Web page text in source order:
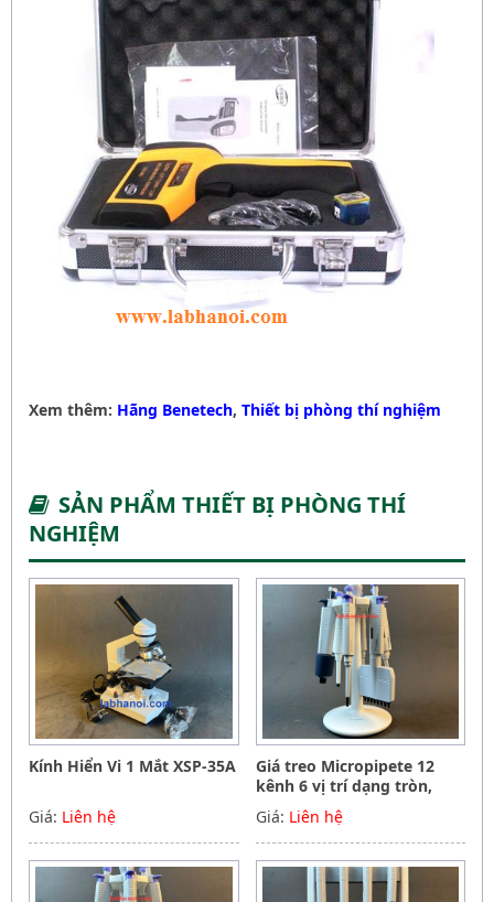
Xem thêm: Hãng Benetech, Thiết bị phòng thí nghiệm
SẢN PHẨM THIẾT BỊ PHÒNG THÍ
NGHIỆM
Kính Hiển Vi 1 Mắt XSP-35A
Giá: Liên hệ
Giá treo Micropipete 12
kênh 6 vị trí dạng tròn,
Hãng Phoenix instrument
Germany
Giá: Liên hệ